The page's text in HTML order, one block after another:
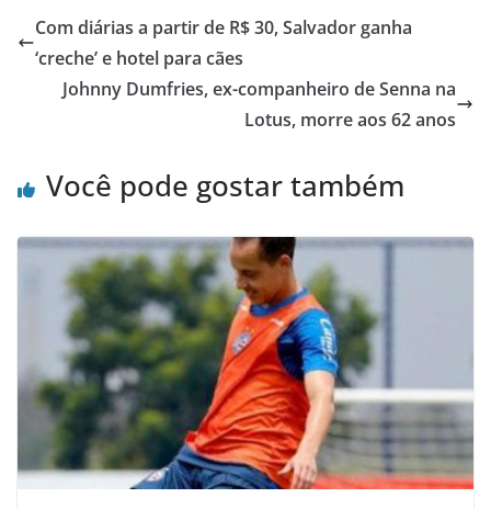
Com diárias a partir de R$ 30, Salvador ganha
‘creche’ e hotel para cães
Johnny Dumfries, ex-companheiro de Senna na
Lotus, morre aos 62 anos
Você pode gostar também